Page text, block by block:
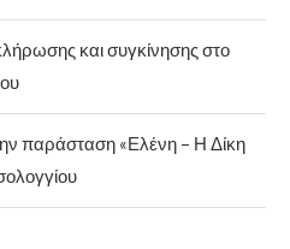
και συγκίνησης στο
παράσταση «Ελένη – Η Δίκη